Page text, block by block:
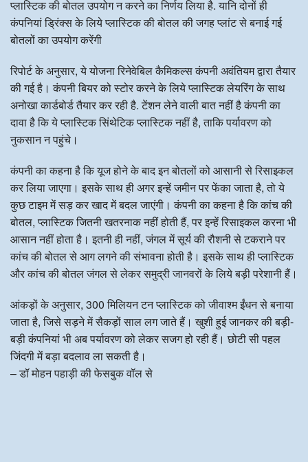
प्लास्टिक की बोतल उपयोग न करने का निर्णय लिया है. यानि दोनों ही
कंपनियां ड्रिंक्स के लिये प्लास्टिक की बोतल की जगह प्लांट से बनाई गई
बोतलों का उपयोग करेंगी
रिपोर्ट के अनुसार, ये योजना रिनेवेबिल कैमिकल्स कंपनी अवंतियम द्वारा तैयार
की गई है। कंपनी बियर को स्टोर करने के लिये प्लास्टिक लेयरिंग के साथ
अनोखा कार्डबोर्ड तैयार कर रही है. टेंशन लेने वाली बात नहीं है कंपनी का
दावा है कि ये प्लास्टिक सिंथेटिक प्लास्टिक नहीं है, ताकि पर्यावरण को
नुकसान न पहुंचे।
कंपनी का कहना है कि यूज होने के बाद इन बोतलों को आसानी से रिसाइकल
कर लिया जाएगा। इसके साथ ही अगर इन्हें जमीन पर फेंका जाता है, तो ये
कुछ टाइम में सड़ कर खाद में बदल जाएंगी। कंपनी का कहना है कि कांच की
बोतल, प्लास्टिक जितनी खतरनाक नहीं होती हैं, पर इन्हें रिसाइकल करना भी
आसान नहीं होता है। इतनी ही नहीं, जंगल में सूर्य की रौशनी से टकराने पर
कांच की बोतल से आग लगने की संभावना होती है। इसके साथ ही प्लास्टिक
और कांच की बोतल जंगल से लेकर समुद्री जानवरों के लिये बड़ी परेशानी हैं।
आंकड़ों के अनुसार, 300 मिलियन टन प्लास्टिक को जीवाश्म ईंधन से बनाया
जाता है, जिसे सड़ने में सैकड़ों साल लग जाते हैं। खुशी हुई जानकर की बड़ी-
बड़ी कंपनियां भी अब पर्यावरण को लेकर सजग हो रही हैं। छोटी सी पहल
जिंदगी में बड़ा बदलाव ला सकती है।
– डॉ मोहन पहाड़ी की फेसबुक वॉल से